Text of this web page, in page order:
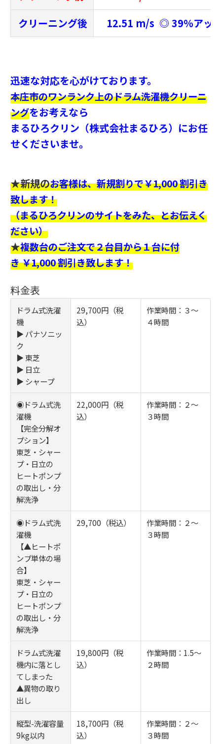
クリーニング後 12.51 m/s ◎ 39％アッ
迅速な対応を心がけております。
本庄市のワンランク上のドラム洗濯機クリーニ
ングをお考えなら
まるひろクリン（株式会社まるひろ）にお任
せくださいませ。
★新規のお客様は、新規割りで￥1,000 割引き
致します！
（まるひろクリンのサイトをみた、とお伝えく
ださい）
★複数台のご注文で２台目から１台に付
き ￥1,000 割引き致します！
料金表
ドラム式洗濯
機
▶ パナソニッ
ク
▶ 東芝
▶ 日立
▶ シャープ
29,700円（税
込）
作業時間：３～
４時間
◉ドラム式洗
濯機
【完全分解オ
プション】
東芝・シャー
プ・日立の
ヒートポンプ
の取出し・分
解洗浄
22,000円（税
込）
作業時間：２～
３時間
◉ドラム式洗
濯機
【▲ヒートポ
ンプ単体の場
合】
東芝・シャー
プ・日立の
ヒートポンプ
の取出し・分
解洗浄
29,700（税込）
作業時間：２～
３時間
ドラム式洗濯
機内に落とし
てしまった
▲異物の取り
出し
19,800円（税
込）
作業時間：1.5～
２時間
縦型-洗濯容量
9kg以内
18,700円（税
込）
作業時間：２～
３時間